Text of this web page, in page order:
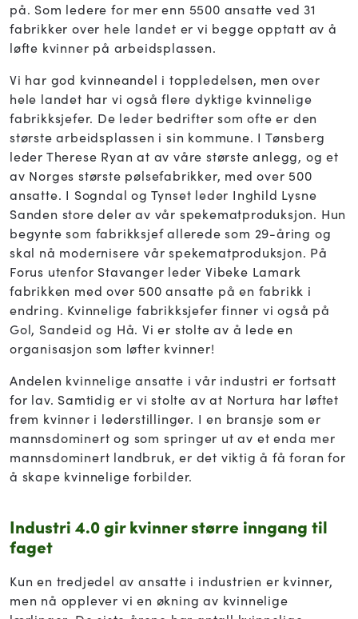
på. Som ledere for mer enn 5500 ansatte ved 31
fabrikker over hele landet er vi begge opptatt av å
løfte kvinner på arbeidsplassen.
Vi har god kvinneandel i toppledelsen, men over
hele landet har vi også flere dyktige kvinnelige
fabrikksjefer. De leder bedrifter som ofte er den
største arbeidsplassen i sin kommune. I Tønsberg
leder Therese Ryan at av våre største anlegg, og et
av Norges største pølsefabrikker, med over 500
ansatte. I Sogndal og Tynset leder Inghild Lysne
Sanden store deler av vår spekematproduksjon. Hun
begynte som fabrikksjef allerede som 29-åring og
skal nå modernisere vår spekematproduksjon. På
Forus utenfor Stavanger leder Vibeke Lamark
fabrikken med over 500 ansatte på en fabrikk i
endring. Kvinnelige fabrikksjefer finner vi også på
Gol, Sandeid og Hå. Vi er stolte av å lede en
organisasjon som løfter kvinner!
Andelen kvinnelige ansatte i vår industri er fortsatt
for lav. Samtidig er vi stolte av at Nortura har løftet
frem kvinner i lederstillinger. I en bransje som er
mannsdominert og som springer ut av et enda mer
mannsdominert landbruk, er det viktig å få foran for
å skape kvinnelige forbilder.
Industri 4.0 gir kvinner større inngang til
faget
Kun en tredjedel av ansatte i industrien er kvinner,
men nå opplever vi en økning av kvinnelige